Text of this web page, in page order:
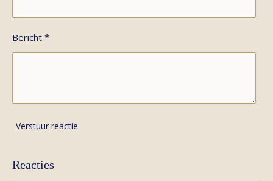
Bericht *
Verstuur reactie
Reacties